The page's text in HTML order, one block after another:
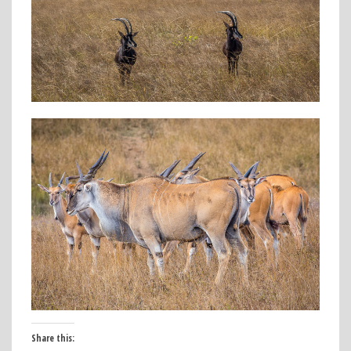
Share this: